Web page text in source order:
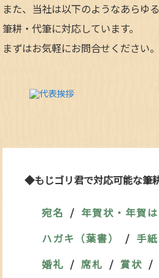
また、当社は以下のようなあらゆ
筆耕・代筆に対応しています。
まずはお気軽にお問合せください。
◆もじゴリ君で対応可能な筆
宛名
年賀状・年賀
ハガキ（葉書）
手紙
婚礼
席札
賞状